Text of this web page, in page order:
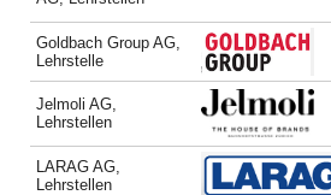
Goldbach Group AG,
Lehrstelle
Jelmoli AG,
Lehrstellen
LARAG AG,
Lehrstellen